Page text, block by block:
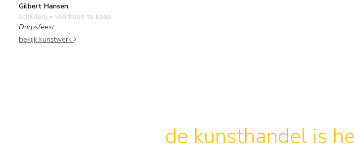
Gilbert Hansen
schilderij • voorheen te koop
Dorpsfeest
bekijk kunstwerk
de kunsthandel is